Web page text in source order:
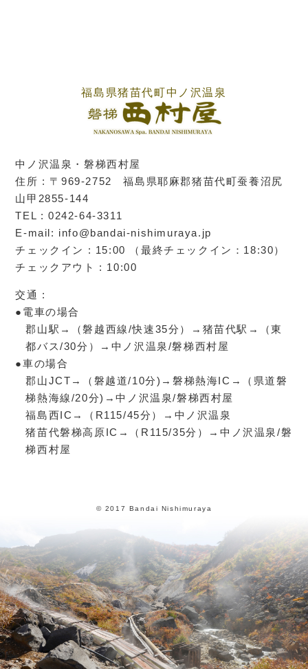
福島県猪苗代町中ノ沢温泉
中ノ沢温泉・磐梯西村屋
住所 : 〒969-2752 福島県耶麻郡猪苗代町蚕養沼尻
山甲2855-144
TEL : 0242-64-3311
E-mail: info@bandai-nishimuraya.jp
チェックイン : 15:00 （最終チェックイン：18:30）
チェックアウト : 10:00
交通 :
●電車の場合
郡山駅→（磐越西線/快速35分）→猪苗代駅→（東
都バス/30分）→中ノ沢温泉/磐梯西村屋
●車の場合
郡山JCT→（磐越道/10分)→磐梯熱海IC→（県道磐
梯熱海線/20分)→中ノ沢温泉/磐梯西村屋
福島西IC→（R115/45分）→中ノ沢温泉
猪苗代磐梯高原IC→（R115/35分）→中ノ沢温泉/磐
梯西村屋
© 2017 Bandai Nishimuraya